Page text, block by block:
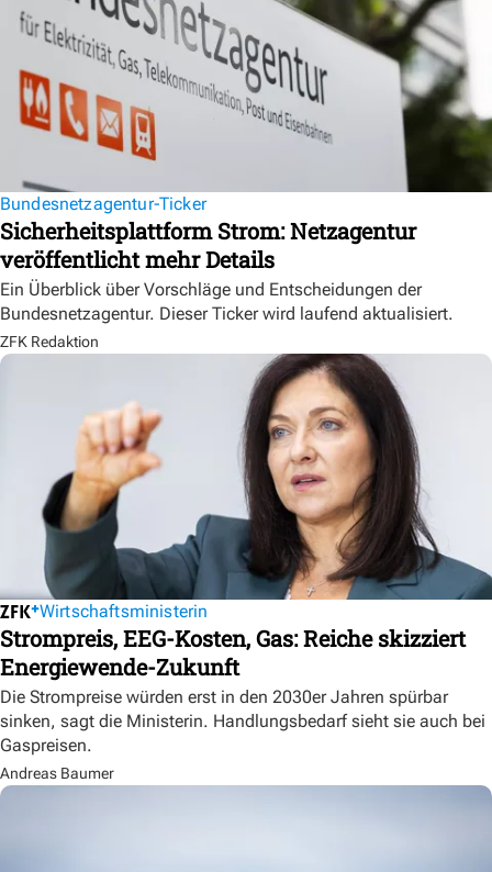
Bundesnetzagentur-Ticker
Sicherheitsplattform Strom: Netzagentur
veröffentlicht mehr Details
Ein Überblick über Vorschläge und Entscheidungen der
Bundesnetzagentur. Dieser Ticker wird laufend aktualisiert.
ZFK Redaktion
Wirtschaftsministerin
Strompreis, EEG-Kosten, Gas: Reiche skizziert
Energiewende-Zukunft
Die Strompreise würden erst in den 2030er Jahren spürbar
sinken, sagt die Ministerin. Handlungsbedarf sieht sie auch bei
Gaspreisen.
Andreas Baumer